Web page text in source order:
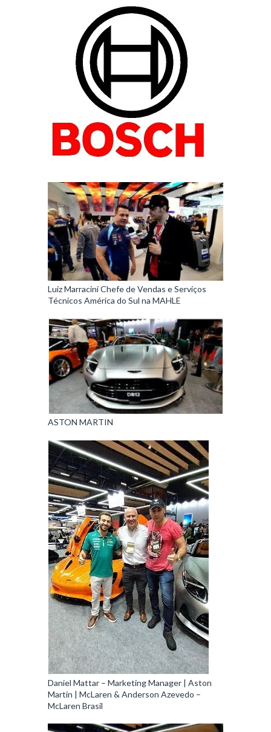
Luiz Marracini Chefe de Vendas e Serviços
Técnicos América do Sul na MAHLE
ASTON MARTIN
Daniel Mattar – Marketing Manager | Aston
Martin | McLaren & Anderson Azevedo –
McLaren Brasil